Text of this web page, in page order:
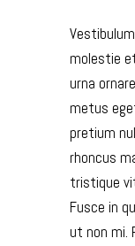
molestie
urna
metus
pretium
rhoncus
tristique
Fusce in
ut non mi.